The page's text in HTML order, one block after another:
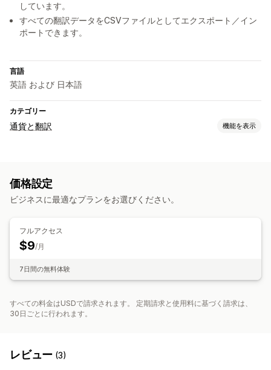
しています。
すべての翻訳データをCSVファイルとしてエクスポート／イン
ポートできます。
言語
英語 および 日本語
カテゴリー
通貨と翻訳 機能を表示
メタフィールド翻訳
価格設定
ビジネスに最適なプランをお選びください。
フルアクセス
$9/月
7日間の無料体験
すべての料金はUSDで請求されます。 定期請求と使用料に基づく請求は、
30日ごとに行われます。
レビュー (3)